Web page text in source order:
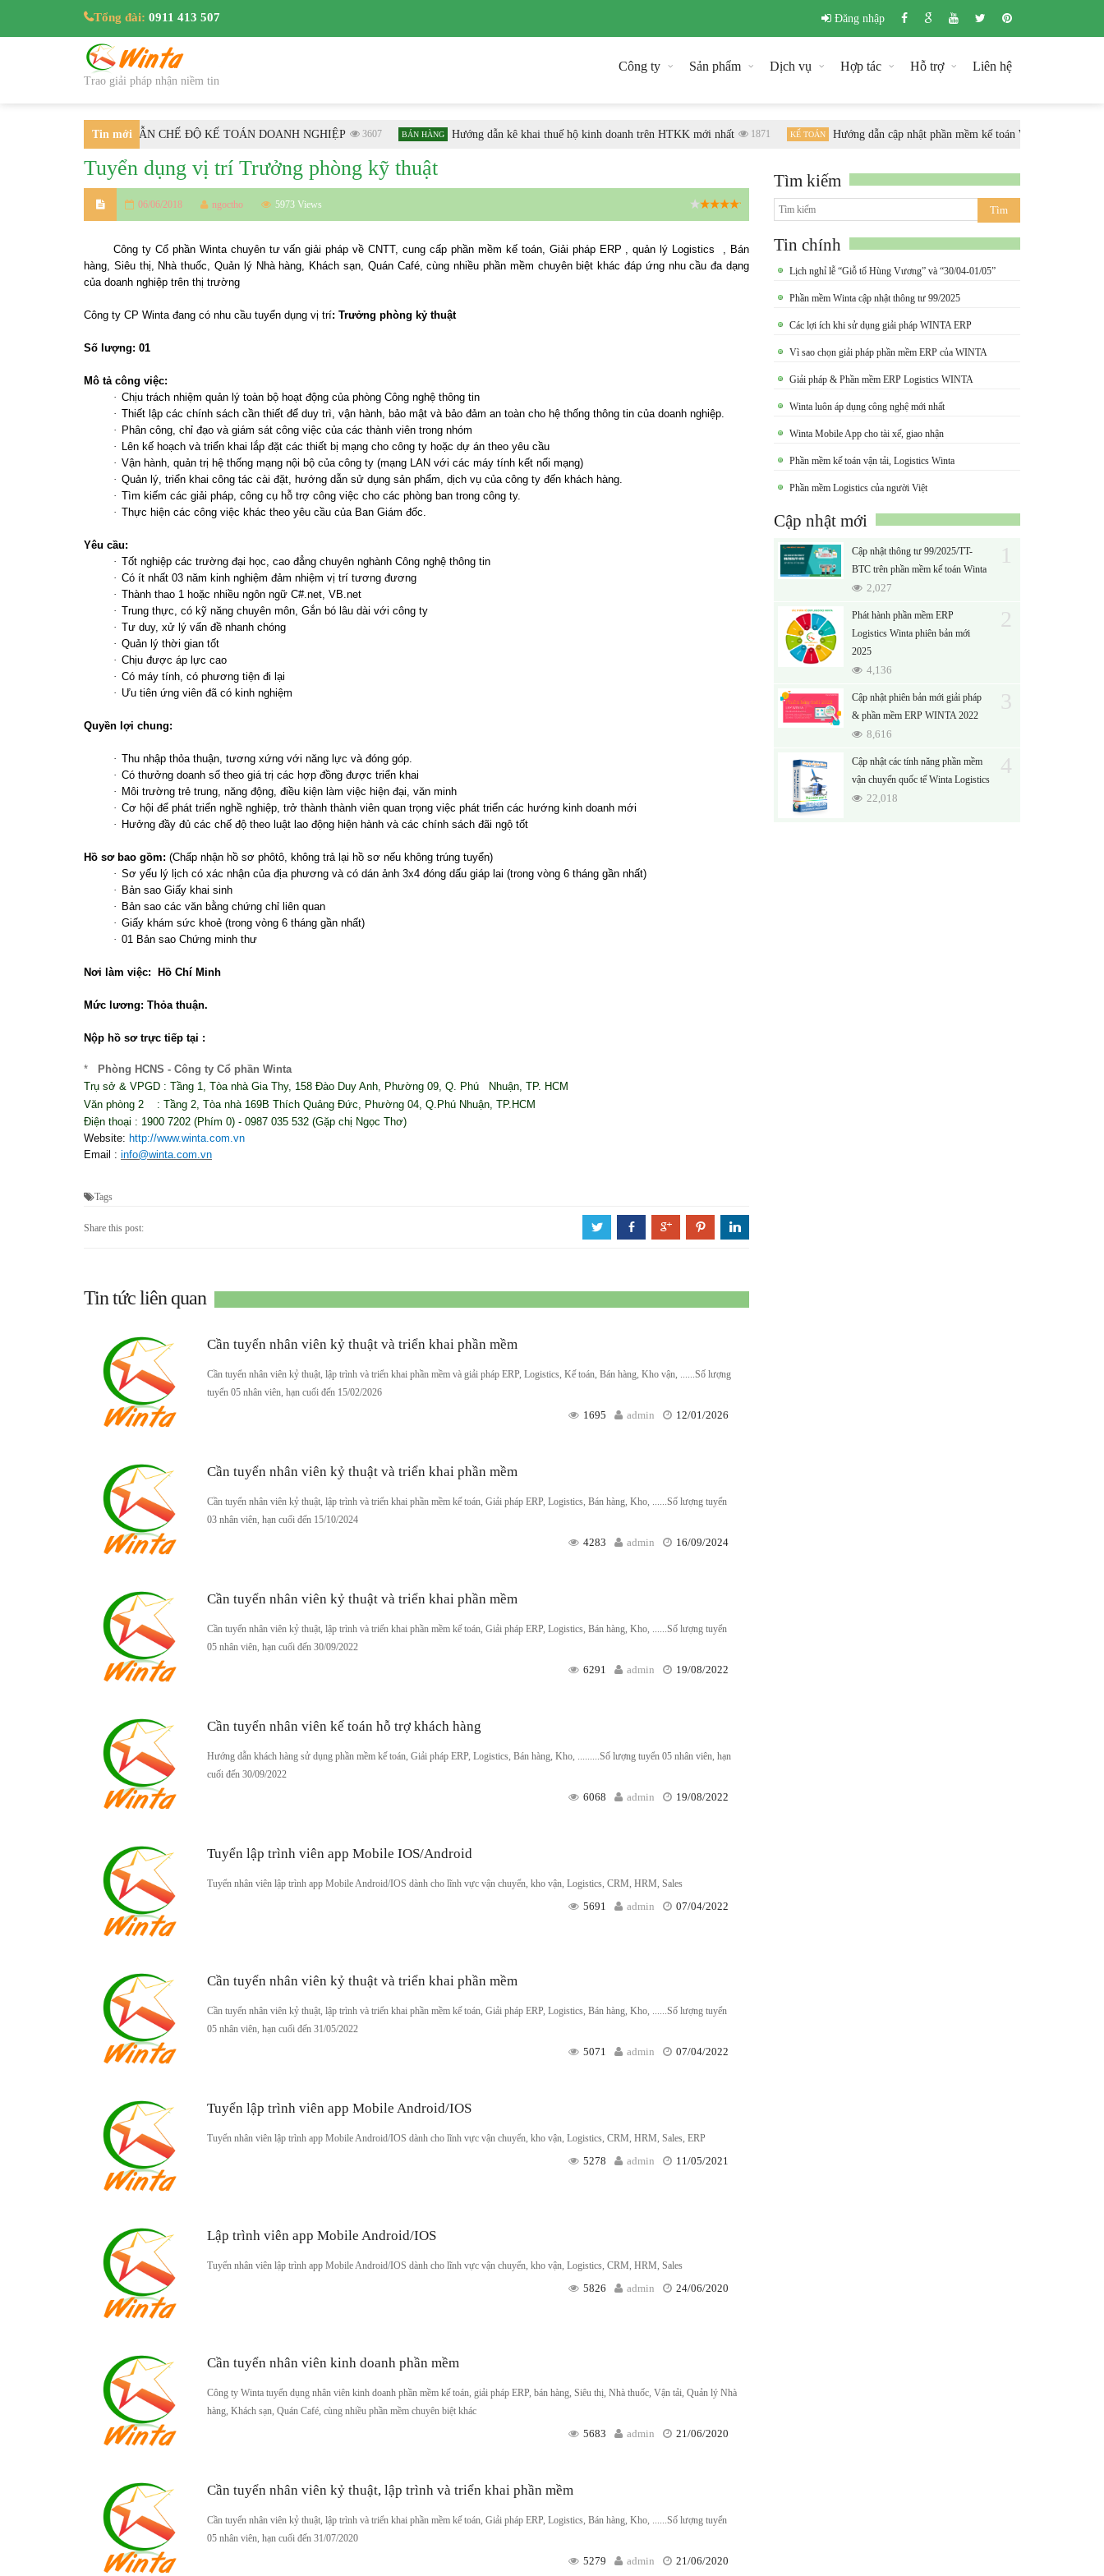
Tổng đài: 0911 413 507 Đăng nhập
Trao giải pháp nhận niềm tin
Công ty Sản phẩm Dịch vụ Hợp tác Hỗ trợ Liên hệ
Tin mới
nhất
TT-BTC HƯỚNG DẪN CHẾ ĐỘ KẾ TOÁN DOANH NGHIỆP 3607 BÁN HÀNG Hướng dẫn kê khai thuế hộ kinh doanh trên HTKK mới nhất 1871 KẾ TOÁN Hướng dẫn cập nhật phần mềm kế toán Winta theo chuẩn
Tuyển dụng vị trí Trưởng phòng kỹ thuật
06/06/2018 ngoctho
5973 Views
Công ty Cổ phần Winta chuyên tư vấn giải pháp về CNTT, cung cấp phần mềm kế toán, Giải pháp ERP , quản lý Logistics , Bán
hàng, Siêu thị, Nhà thuốc, Quản lý Nhà hàng, Khách sạn, Quán Café, cùng nhiều phần mềm chuyên biệt khác đáp ứng nhu cầu đa dạng
của doanh nghiệp trên thị trường
Công ty CP Winta đang có nhu cầu tuyển dụng vị trí: Trưởng phòng kỷ thuật
Số lượng: 01
Mô tả công việc:
· Chịu trách nhiệm quản lý toàn bộ hoạt động của phòng Công nghệ thông tin
· Thiết lập các chính sách cần thiết để duy trì, vận hành, bảo mật và bảo đảm an toàn cho hệ thống thông tin của doanh nghiệp.
· Phân công, chỉ đạo và giám sát công việc của các thành viên trong nhóm
· Lên kế hoạch và triển khai lắp đặt các thiết bị mạng cho công ty hoặc dự án theo yêu cầu
· Vận hành, quản trị hệ thống mạng nội bộ của công ty (mạng LAN với các máy tính kết nối mạng)
· Quản lý, triển khai công tác cài đặt, hướng dẫn sử dụng sản phẩm, dịch vụ của công ty đến khách hàng.
· Tìm kiếm các giải pháp, công cụ hỗ trợ công việc cho các phòng ban trong công ty.
· Thực hiện các công việc khác theo yêu cầu của Ban Giám đốc.
Yêu cầu:
· Tốt nghiệp các trường đại học, cao đẳng chuyên nghành Công nghệ thông tin
· Có ít nhất 03 năm kinh nghiệm đảm nhiệm vị trí tương đương
· Thành thao 1 hoặc nhiều ngôn ngữ C#.net, VB.net
· Trung thực, có kỹ năng chuyên môn, Gắn bó lâu dài với công ty
· Tư duy, xử lý vấn đề nhanh chóng
· Quản lý thời gian tốt
· Chịu được áp lực cao
· Có máy tính, có phương tiện đi lại
· Ưu tiên ứng viên đã có kinh nghiệm
Quyền lợi chung:
· Thu nhập thỏa thuận, tương xứng với năng lực và đóng góp.
· Có thưởng doanh số theo giá trị các hợp đồng được triển khai
· Môi trường trẻ trung, năng động, điều kiện làm việc hiện đại, văn minh
· Cơ hội để phát triển nghề nghiệp, trở thành thành viên quan trọng việc phát triển các hướng kinh doanh mới
· Hưởng đầy đủ các chế độ theo luật lao động hiện hành và các chính sách đãi ngộ tốt
Hồ sơ bao gồm: (Chấp nhận hồ sơ phôtô, không trả lại hồ sơ nếu không trúng tuyển)
· Sơ yếu lý lịch có xác nhận của địa phương và có dán ảnh 3x4 đóng dấu giáp lai (trong vòng 6 tháng gần nhất)
· Bản sao Giấy khai sinh
· Bản sao các văn bằng chứng chỉ liên quan
· Giấy khám sức khoẻ (trong vòng 6 tháng gần nhất)
· 01 Bản sao Chứng minh thư
Nơi làm việc: Hồ Chí Minh
Mức lương: Thỏa thuận.
Nộp hồ sơ trực tiếp tại :
* Phòng HCNS - Công ty Cổ phần Winta
Trụ sở & VPGD : Tầng 1, Tòa nhà Gia Thy, 158 Đào Duy Anh, Phường 09, Q. Phú Nhuận, TP. HCM
Văn phòng 2 : Tầng 2, Tòa nhà 169B Thích Quảng Đức, Phường 04, Q.Phú Nhuận, TP.HCM
Điện thoại : 1900 7202 (Phím 0) - 0987 035 532 (Gặp chị Ngọc Thơ)
Website: http://www.winta.com.vn
Email : info@winta.com.vn
Tags
Share this post: a b c d j
Tin tức liên quan
Cần tuyển nhân viên kỷ thuật và triển khai phần mềm
Cần tuyển nhân viên kỷ thuật, lập trình và triển khai phần mềm và giải pháp ERP, Logistics, Kế toán, Bán hàng, Kho vận, ......Số lượng
tuyển 05 nhân viên, hạn cuối đến 15/02/2026
12/01/2026
admin
1695
Cần tuyển nhân viên kỷ thuật và triển khai phần mềm
Cần tuyển nhân viên kỷ thuật, lập trình và triển khai phần mềm kế toán, Giải pháp ERP, Logistics, Bán hàng, Kho, ......Số lượng tuyển
03 nhân viên, hạn cuối đến 15/10/2024
16/09/2024
admin
4283
Cần tuyển nhân viên kỷ thuật và triển khai phần mềm
Cần tuyển nhân viên kỷ thuật, lập trình và triển khai phần mềm kế toán, Giải pháp ERP, Logistics, Bán hàng, Kho, ......Số lượng tuyển
05 nhân viên, hạn cuối đến 30/09/2022
19/08/2022
admin
6291
Cần tuyển nhân viên kế toán hỗ trợ khách hàng
Hướng dẫn khách hàng sử dụng phần mềm kế toán, Giải pháp ERP, Logistics, Bán hàng, Kho, .........Số lượng tuyển 05 nhân viên, hạn
cuối đến 30/09/2022
19/08/2022
admin
6068
Tuyển lập trình viên app Mobile IOS/Android
Tuyển nhân viên lập trình app Mobile Android/IOS dành cho lĩnh vực vận chuyển, kho vận, Logistics, CRM, HRM, Sales
07/04/2022
admin
5691
Cần tuyển nhân viên kỷ thuật và triển khai phần mềm
Cần tuyển nhân viên kỷ thuật, lập trình và triển khai phần mềm kế toán, Giải pháp ERP, Logistics, Bán hàng, Kho, ......Số lượng tuyển
05 nhân viên, hạn cuối đến 31/05/2022
07/04/2022
admin
5071
Tuyển lập trình viên app Mobile Android/IOS
Tuyển nhân viên lập trình app Mobile Android/IOS dành cho lĩnh vực vận chuyển, kho vận, Logistics, CRM, HRM, Sales, ERP
11/05/2021
admin
5278
Lập trình viên app Mobile Android/IOS
Tuyển nhân viên lập trình app Mobile Android/IOS dành cho lĩnh vực vận chuyển, kho vận, Logistics, CRM, HRM, Sales
24/06/2020
admin
5826
Cần tuyển nhân viên kinh doanh phần mềm
Công ty Winta tuyển dụng nhân viên kinh doanh phần mềm kế toán, giải pháp ERP, bán hàng, Siêu thị, Nhà thuốc, Vận tải, Quản lý Nhà
hàng, Khách sạn, Quán Café, cùng nhiều phần mềm chuyên biệt khác
21/06/2020
admin
5683
Cần tuyển nhân viên kỷ thuật, lập trình và triển khai phần mềm
Cần tuyển nhân viên kỷ thuật, lập trình và triển khai phần mềm kế toán, Giải pháp ERP, Logistics, Bán hàng, Kho, ......Số lượng tuyển
05 nhân viên, hạn cuối đến 31/07/2020
21/06/2020
admin
5279
Tìm kiếm
Tin chính
Lịch nghỉ lễ “Giỗ tổ Hùng Vương” và “30/04-01/05”
Phần mềm Winta cập nhật thông tư 99/2025
Các lợi ích khi sử dụng giải pháp WINTA ERP
Vì sao chọn giải pháp phần mềm ERP của WINTA
Giải pháp & Phần mềm ERP Logistics WINTA
Winta luôn áp dụng công nghệ mới nhất
Winta Mobile App cho tài xế, giao nhận
Phần mềm kế toán vận tải, Logistics Winta
Phần mềm Logistics của người Việt
Cập nhật mới
Cập nhật thông tư 99/2025/TT-
BTC trên phần mềm kế toán Winta
2,027
1
Phát hành phần mềm ERP
Logistics Winta phiên bản mới
2025
4,136
2
Cập nhật phiên bản mới giải pháp
& phần mềm ERP WINTA 2022
8,616
3
Cập nhật các tính năng phần mềm
vận chuyển quốc tế Winta Logistics
22,018
4